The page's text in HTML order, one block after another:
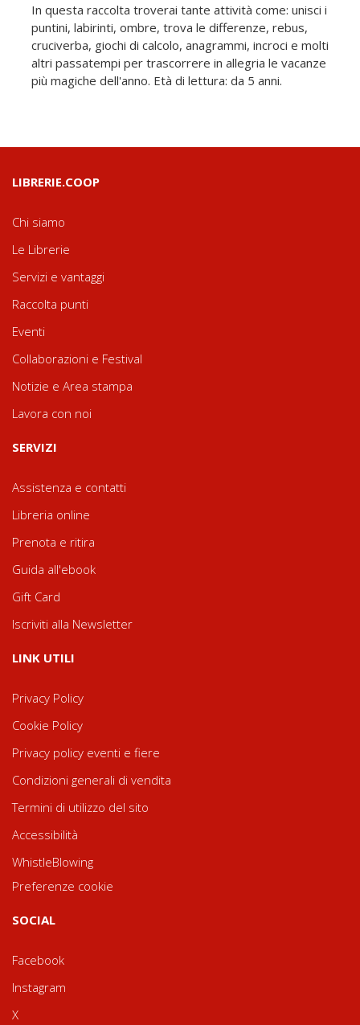
In questa raccolta troverai tante attività come: unisci i
puntini, labirinti, ombre, trova le differenze, rebus,
cruciverba, giochi di calcolo, anagrammi, incroci e molti
altri passatempi per trascorrere in allegria le vacanze
più magiche dell'anno. Età di lettura: da 5 anni.
LIBRERIE.COOP
Chi siamo
Le Librerie
Servizi e vantaggi
Raccolta punti
Eventi
Collaborazioni e Festival
Notizie e Area stampa
Lavora con noi
SERVIZI
Assistenza e contatti
Libreria online
Prenota e ritira
Guida all'ebook
Gift Card
Iscriviti alla Newsletter
LINK UTILI
Privacy Policy
Cookie Policy
Privacy policy eventi e fiere
Condizioni generali di vendita
Termini di utilizzo del sito
Accessibilità
WhistleBlowing
Preferenze cookie
SOCIAL
Facebook
Instagram
X